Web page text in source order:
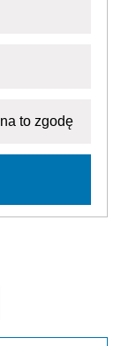
to zgodę